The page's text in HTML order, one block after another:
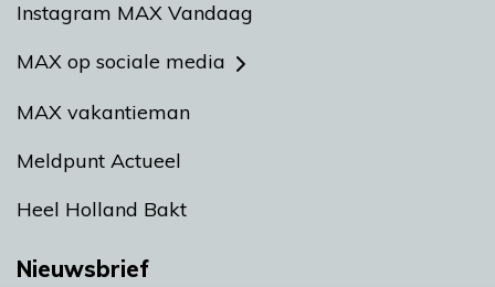
Instagram MAX Vandaag
MAX op sociale media
MAX vakantieman
Meldpunt Actueel
Heel Holland Bakt
Nieuwsbrief